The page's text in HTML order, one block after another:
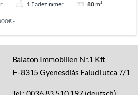
1 Badezimmer 80m²
-
Balaton Immobilien Nr.1 Kft
H-8315 Gyenesdiás Faludi utca 7/1
Tel.: 0036 83 510 197 (deutsch)